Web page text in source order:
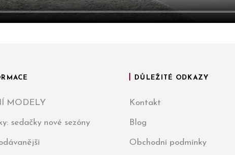
MODELY
sedačky nové sezóny
DŮLEŽITÉ ODKAZY
Kontakt
Blog
Obchodní podmínky